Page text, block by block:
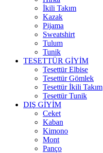
İkili Takım
Kazak
Pijama
Sweatshirt
Tulum
Tunik
TESETTÜR GİYİM
Tesettür Elbise
Tesettür Gömlek
Tesettür İkili Takım
Tesettür Tunik
DIŞ GİYİM
Ceket
Kaban
Kimono
Mont
Panço